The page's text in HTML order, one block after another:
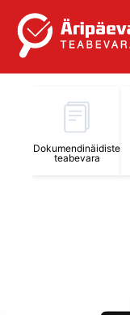
Dokumendinäidiste
teabevara